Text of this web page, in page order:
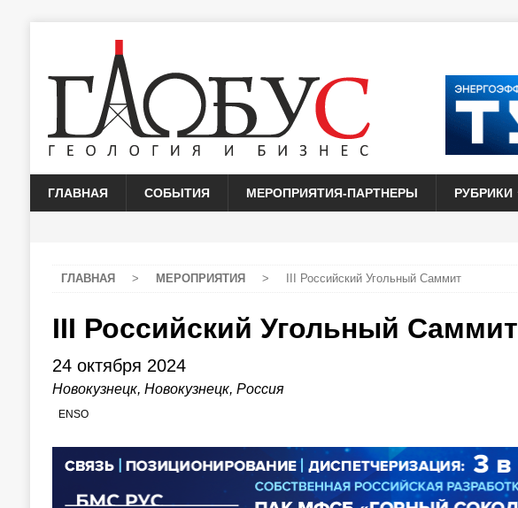
ГЛАВНАЯ СОБЫТИЯ МЕРОПРИЯТИЯ-ПАРТНЕРЫ РУБРИКИ
ГЛАВНАЯ > МЕРОПРИЯТИЯ > III Российский Угольный Саммит
III Российский Угольный Саммит
24 октября 2024
Новокузнецк, Новокузнецк, Россия
ENSO